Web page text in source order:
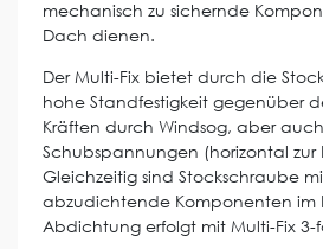
mechanisch zu sichernde
Dach dienen.
Der Multi-Fix bietet durch die
hohe Standfestigkeit gegenüber
Kräften durch Windsog, aber
Schubspannungen (horizontal
Gleichzeitig sind Stockschraube
abzudichtende Komponenten im
Abdichtung erfolgt mit Multi-Fix 3-